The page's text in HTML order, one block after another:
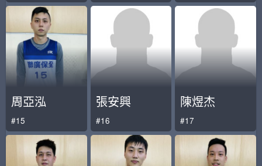
周亞泓
#15
張安興
#16
陳煜杰
#17